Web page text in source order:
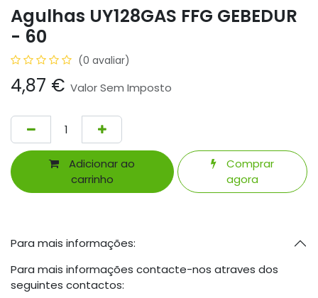
Agulhas UY128GAS FFG GEBEDUR
- 60
(0 avaliar)
4,87 € Valor Sem Imposto
Adicionar ao
carrinho
Comprar
agora
Para mais informações:
Para mais informações contacte-nos atraves dos
seguintes contactos: